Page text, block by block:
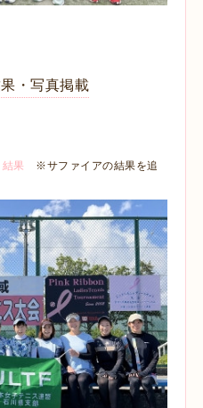
・写真掲載
果
※サファイアの結果を追